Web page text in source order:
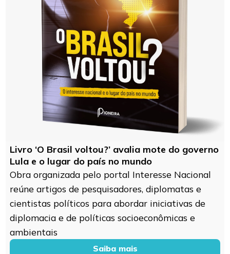
Livro ‘O Brasil voltou?’ avalia mote do governo
Lula e o lugar do país no mundo
Obra organizada pelo portal Interesse Nacional
reúne artigos de pesquisadores, diplomatas e
cientistas políticos para abordar iniciativas de
diplomacia e de políticas socioeconômicas e
ambientais
Saiba mais